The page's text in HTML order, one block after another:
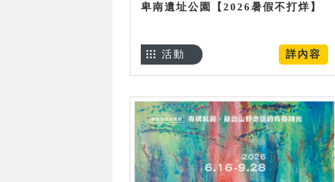
卑南遺址公園【2026暑假不打烊】
詳內容
活動